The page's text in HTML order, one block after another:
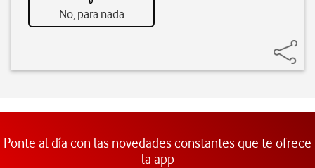
No, para nada
Ponte al día con las novedades constantes que te ofrece
la app